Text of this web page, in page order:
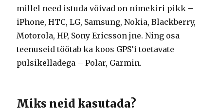
millel need istuda võivad on nimekiri pikk –
iPhone, HTC, LG, Samsung, Nokia, Blackberry,
Motorola, HP, Sony Ericsson jne. Ning osa
teenuseid töötab ka koos GPS’i toetavate
pulsikelladega – Polar, Garmin.
Miks neid kasutada?